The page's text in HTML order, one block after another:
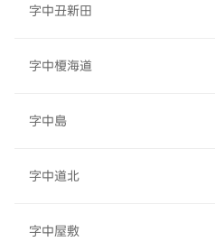
字中丑新田
字中榎海道
字中島
字中道北
字中屋敷